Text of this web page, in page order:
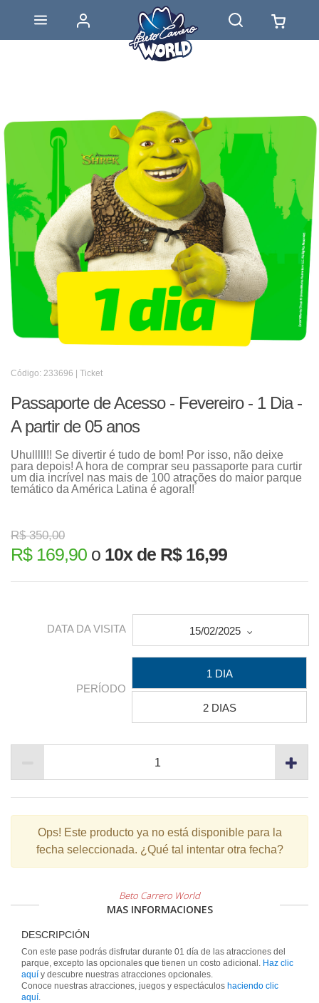
Código: 233696 | Ticket
Passaporte de Acesso - Fevereiro - 1 Dia -
A partir de 05 anos
Uhulllll!! Se divertir é tudo de bom! Por isso, não deixe
para depois! A hora de comprar seu passaporte para curtir
um dia incrível nas mais de 100 atrações do maior parque
temático da América Latina é agora!!
R$ 350,00
R$ 169,90 o 10x de R$ 16,99
DATA DA VISITA 15/02/2025
PERÍODO
1 DIA
2 DIAS
Ops! Este producto ya no está disponible para la
fecha seleccionada. ¿Qué tal intentar otra fecha?
Beto Carrero World
MAS INFORMACIONES
DESCRIPCIÓN
Con este pase podrás disfrutar durante 01 día de las atracciones del
parque, excepto las opcionales que tienen un costo adicional. Haz clic
aquí y descubre nuestras atracciones opcionales.
Conoce nuestras atracciones, juegos y espectáculos haciendo clic
aquí.